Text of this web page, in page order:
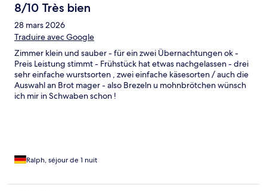
8/10 Très bien
28 mars 2026
Traduire avec Google
Zimmer klein und sauber - für ein zwei Übernachtungen ok -
Preis Leistung stimmt - Frühstück hat etwas nachgelassen - drei
sehr einfache wurstsorten , zwei einfache käsesorten / auch die
Auswahl an Brot mager - also Brezeln u mohnbrötchen wünsch
ich mir in Schwaben schon !
Ralph, séjour de 1 nuit